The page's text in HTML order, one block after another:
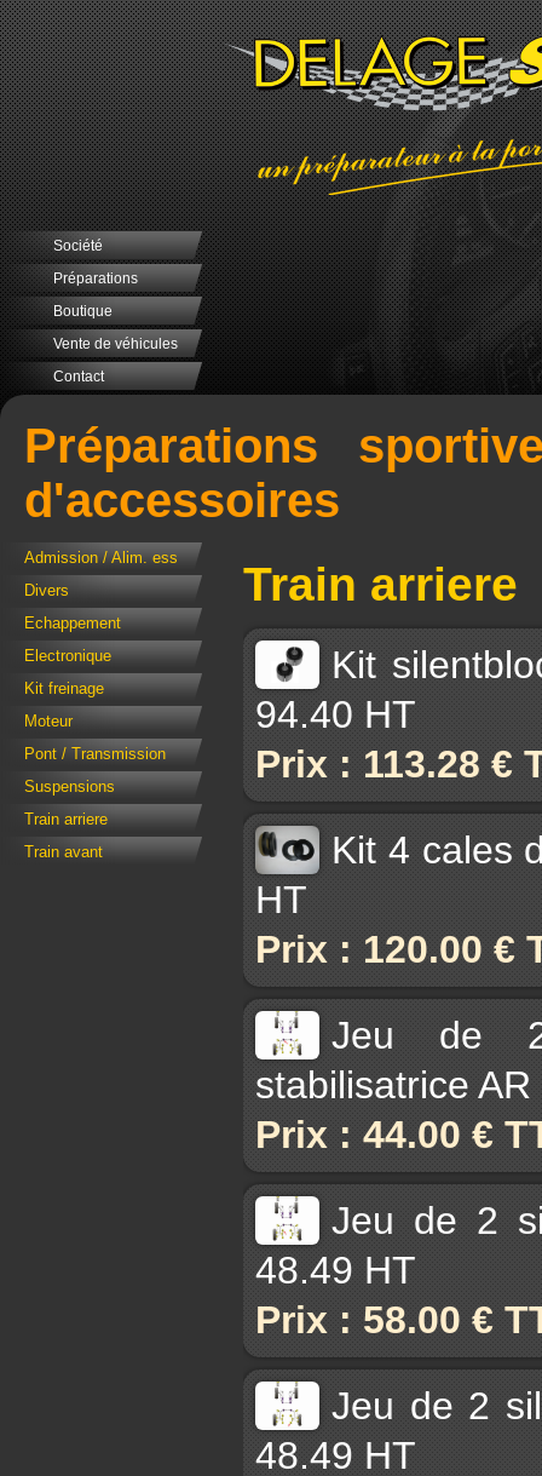
Société
Préparations
Boutique
Vente de véhicules
Contact
Préparations
d'accessoires
Admission / Alim. ess
Divers
Echappement
Electronique
Kit freinage
Moteur
Pont / Transmission
Suspensions
Train arriere
Train avant
Train arriere
Kit
94.40 HT
Prix : 113.28 €
Kit 4 cales
HT
Prix : 120.00 €
Jeu de 2
stabilisatrice
Prix : 44.00 €
Jeu de 2
48.49 HT
Prix : 58.00 €
Jeu de 2
48.49 HT